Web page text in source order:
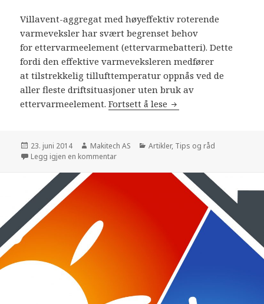
Villavent-aggregat med høyeffektiv roterende
varmeveksler har svært begrenset behov
for ettervarmeelement (ettervarmebatteri). Dette
fordi den effektive varmeveksleren medfører
at tilstrekkelig tillufttemperatur oppnås ved de
aller fleste driftsituasjoner uten bruk av
ettervarmeelement.Fortsett å lese Ettervarmeelement
Publisert
23. juni 2014 Forfatter
Makitech AS Kategorier
Artikler, Tips og råd
Legg igjen en kommentar